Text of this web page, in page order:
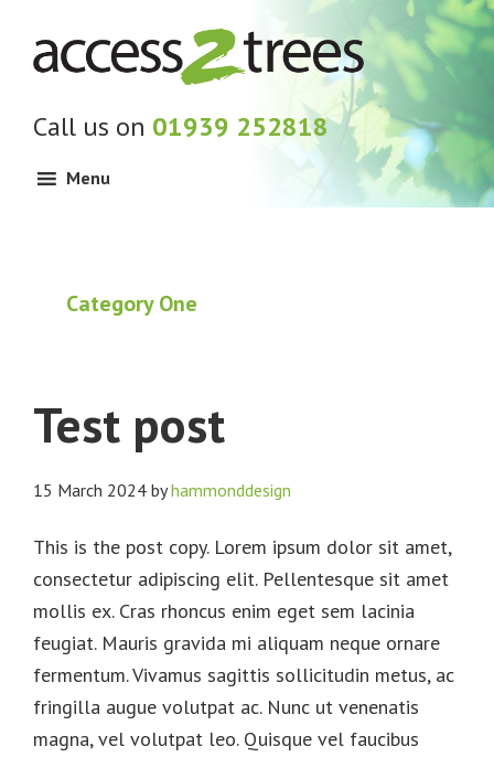
primary
navigation
main
content
footer
Call us on 01939 252818
Menu
Category One
Test post
15 March 2024 byhammonddesign
This is the post copy. Lorem ipsum dolor sit amet,
consectetur adipiscing elit. Pellentesque sit amet
mollis ex. Cras rhoncus enim eget sem lacinia
feugiat. Mauris gravida mi aliquam neque ornare
fermentum. Vivamus sagittis sollicitudin metus, ac
fringilla augue volutpat ac. Nunc ut venenatis
magna, vel volutpat leo. Quisque vel faucibus